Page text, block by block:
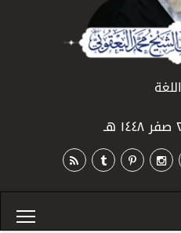
اللغة